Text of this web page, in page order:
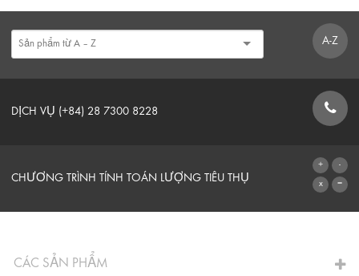
A-Z
DỊCH VỤ (+84) 28 7300 8228
BIỂU MẪU LIÊN HỆ
CHƯƠNG TRÌNH TÍNH TOÁN LƯỢNG TIÊU THỤ
CÁC SẢN PHẨM